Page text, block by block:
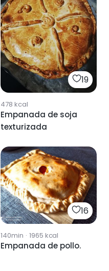
19
478 kcal
Empanada de soja
texturizada
16
140min · 1965 kcal
Empanada de pollo.